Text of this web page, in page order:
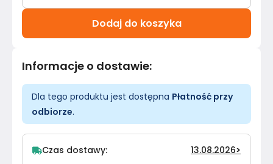
Dodaj do koszyka
Informacje o dostawie:
Dla tego produktu jest dostępna Płatność przy
odbiorze.
Czas dostawy: 13.08.2026>